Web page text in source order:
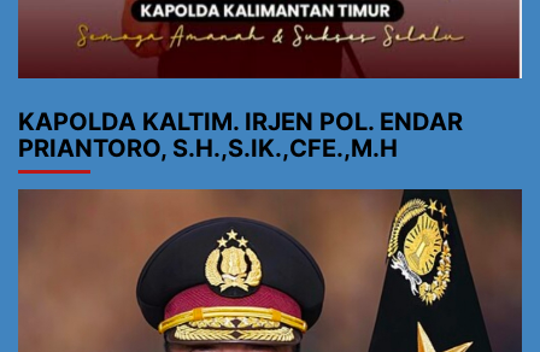
KAPOLDA KALTIM. IRJEN POL. ENDAR
PRIANTORO, S.H.,S.IK.,CFE.,M.H